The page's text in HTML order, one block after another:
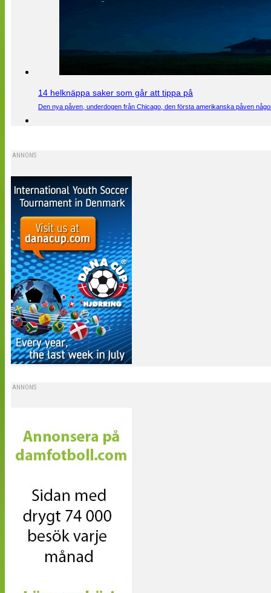
14 helknäppa saker som går att tippa på
Den nya påven, underdogen från Chicago, den första amerikanska påven
ANNONS
ANNONS